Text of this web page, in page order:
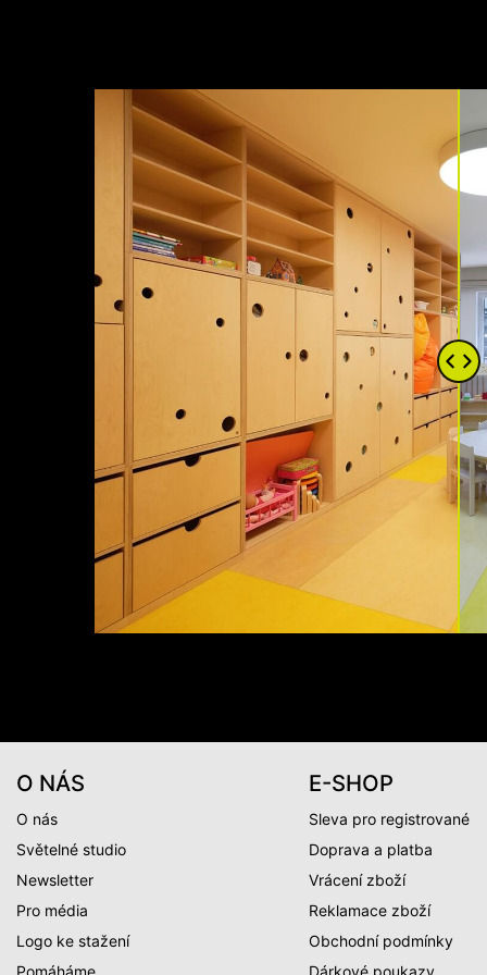
O NÁS
O nás
Světelné studio
Newsletter
Pro média
Logo ke stažení
Pomáháme
E-SHOP
Sleva pro registrované
Doprava a platba
Vrácení zboží
Reklamace zboží
Obchodní podmínky
Dárkové poukazy